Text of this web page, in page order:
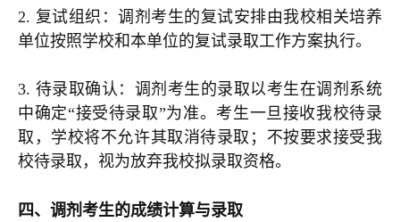
2. 复试组织：调剂考生的复试安排由我校相关培养
单位按照学校和本单位的复试录取工作方案执行。
3. 待录取确认：调剂考生的录取以考生在调剂系统
中确定“接受待录取”为准。考生一旦接收我校待录
取，学校将不允许其取消待录取；不按要求接受我
校待录取，视为放弃我校拟录取资格。
四、调剂考生的成绩计算与录取